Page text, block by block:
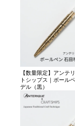
【数量限定】アンテ
トシップス｜ボール
デル（黒）